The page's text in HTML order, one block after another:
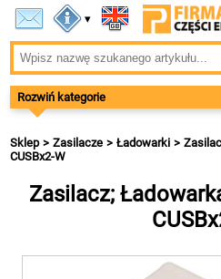
▾
Rozwiń kategorie
Sklep Zasilacze Ładowarki
CUSBx2-W
Zasilacz;